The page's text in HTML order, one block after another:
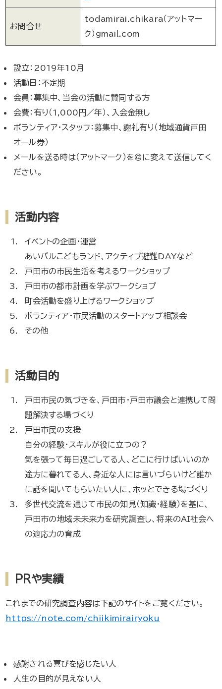
お問合せ
todamirai.chikara（アットマー
ク）gmail.com
設立：2019年10月
活動日：不定期
会員：募集中、当会の活動に賛同する方
会費：有り（1,000円／年）、入会金無し
ボランティア・スタッフ：募集中、謝礼有り（地域通貨戸田
オール券）
メールを送る時は（アットマーク）を＠に変えて送信してく
ださい。
活動内容
イベントの企画・運営
あいパルこどもランド、アクティブ避難DAYなど
戸田市の市民生活を考えるワークショップ
戸田市の都市計画を学ぶワークショプ
町会活動を盛り上げるワークショップ
ボランティア・市民活動のスタートアップ相談会
その他
活動目的
戸田市民の気づきを、戸田市・戸田市議会と連携して問
題解決する場づくり
戸田市民の支援
自分の経験・スキルが役に立つの？
気を張って毎日過ごしてる人、どこに行けばいいのか
途方に暮れてる人、身近な人には言いづらいけど誰か
に話を聞いてもらいたい人に、ホッとできる場づくり
多世代交流を通じて市民の知見（知識・経験）を基に、
戸田市の地域未未来力を研究調査し、将来のAI社会へ
の適応力の育成
PRや実績
これまでの研究調査内容は下記のサイトをご覧ください。
https://note.com/chiikimirairyoku
感謝される喜びを感じたい人
人生の目的が見えない人